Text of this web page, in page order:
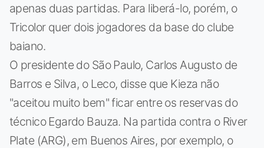
apenas duas partidas. Para liberá-lo, porém, o
Tricolor quer dois jogadores da base do clube
baiano.
O presidente do São Paulo, Carlos Augusto de
Barros e Silva, o Leco, disse que Kieza não
"aceitou muito bem" ficar entre os reservas do
técnico Egardo Bauza. Na partida contra o River
Plate (ARG), em Buenos Aires, por exemplo, o